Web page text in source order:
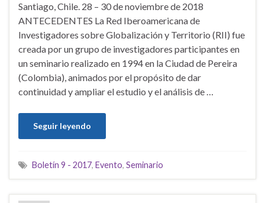
Santiago, Chile. 28 – 30 de noviembre de 2018
ANTECEDENTES La Red Iberoamericana de
Investigadores sobre Globalización y Territorio (RII) fue
creada por un grupo de investigadores participantes en
un seminario realizado en 1994 en la Ciudad de Pereira
(Colombia), animados por el propósito de dar
continuidad y ampliar el estudio y el análisis de …
Seguir leyendo
Boletín 9 - 2017, Evento, Seminario